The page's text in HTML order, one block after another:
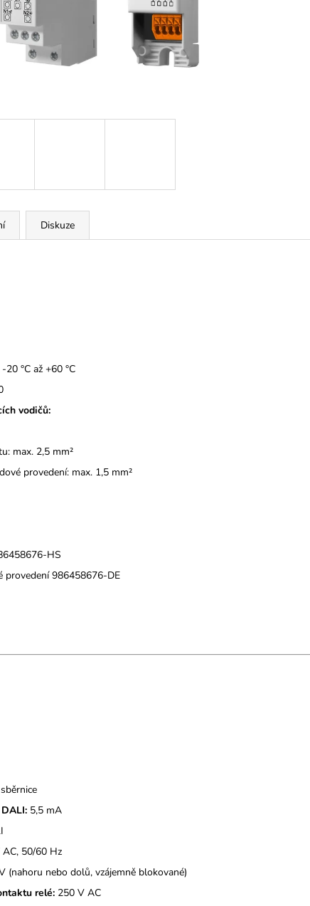
Diskuze
-20 °C až +60 °C
vodičů:
max. 2,5 mm²
provedení: max. 1,5 mm²
HS
provedení 986458676-DE
5,5 mA
50/60 Hz
(nahoru nebo dolů, vzájemně blokované)
relé: 250 V AC